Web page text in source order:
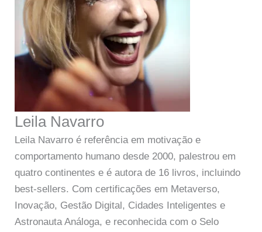
Leila Navarro
Leila Navarro é referência em motivação e
comportamento humano desde 2000, palestrou em
quatro continentes e é autora de 16 livros, incluindo
best-sellers. Com certificações em Metaverso,
Inovação, Gestão Digital, Cidades Inteligentes e
Astronauta Análoga, e reconhecida com o Selo